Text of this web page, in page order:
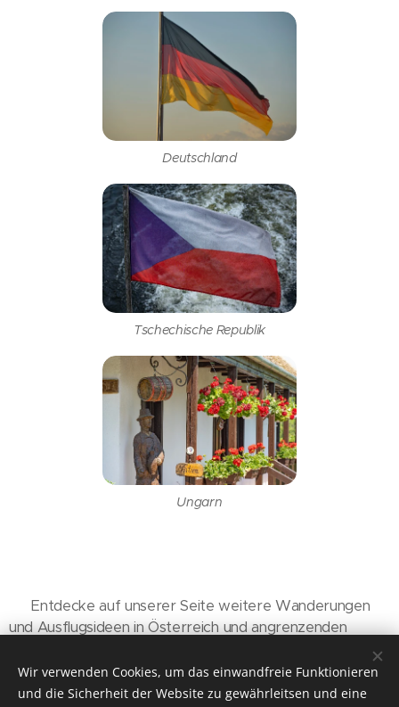
Deutschland
Tschechische Republik
Ungarn
👉 Entdecke auf unserer Seite weitere Wanderungen
und Ausflugsideen in Österreich und angrenzenden
inspirieren.
Wir verwenden Cookies, um das einwandfreie Funktionieren
und die Sicherheit der Website zu gewährleitsen und eine